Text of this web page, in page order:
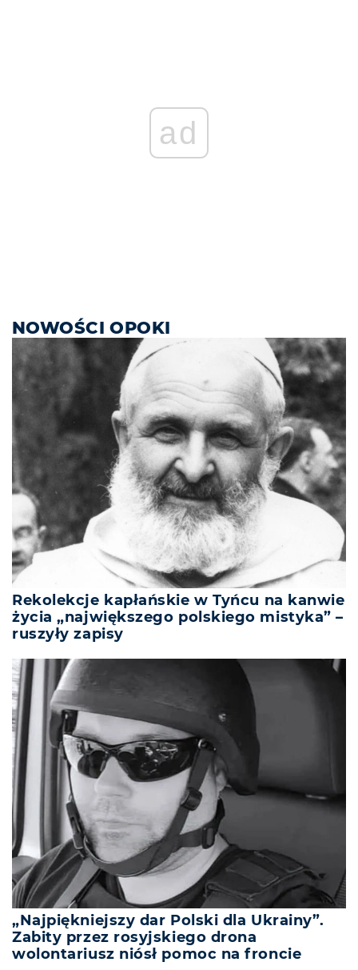
ad
NOWOŚCI OPOKI
Rekolekcje kapłańskie w Tyńcu na kanwie
życia „największego polskiego mistyka” –
ruszyły zapisy
„Najpiękniejszy dar Polski dla Ukrainy”.
Zabity przez rosyjskiego drona
wolontariusz niósł pomoc na froncie